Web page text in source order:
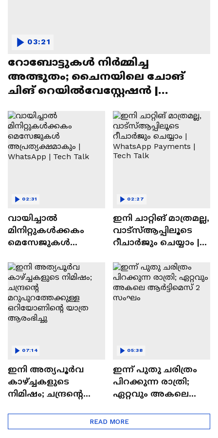
റോബോട്ടുകൾ നിർമ്മിച്ച
അത്ഭുതം; ചൈനയിലെ ചോങ്
ചിങ് റെയിൽവേസ്റ്റേഷൻ |
03:21
വായിച്ചാൽ
മിനിറ്റുകൾക്കകം
മെസേജുകള്‍
WhatsApp | Tech Talk
02:31
ഇനി ചാറ്റിങ് മാത്രമല്ല,
വാട്‌സ്‌ആപ്പിലൂടെ
റീചാർജും ചെയ്യാം |
Tech Talk
02:27
ഇനി അത്യപൂര്‍വ
കാഴ്ച്ചകളുടെ
നിമിഷം; ചന്ദ്രന്റെ
ഒറിയോണിന്റെ യാത്ര
ആരംഭിച്ചു
07:14
ഇന്ന് പുതു ചരിത്രം
പിറക്കുന്ന രാത്രി;
ഏറ്റവും അകലെ
05:38
READ MORE